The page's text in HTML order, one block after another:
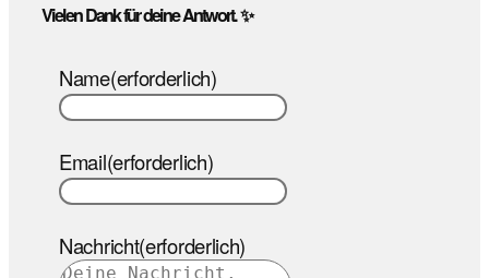
Vielen Dank für deine Antwort. ✨
Name(erforderlich)
Email(erforderlich)
Nachricht(erforderlich)